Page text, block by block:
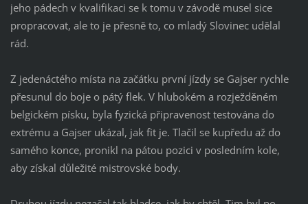
jeho pádech v kvalifikaci se k tomu v závodě musel sice
propracovat, ale to je přesně to, co mladý Slovinec udělal
rád.
Z jedenáctého místa na začátku první jízdy se Gajser rychle
přesunul do boje o pátý flek. V hlubokém a rozježděném
belgickém písku, byla fyzická připravenost testována do
extrému a Gajser ukázal, jak fit je. Tlačil se kupředu až do
samého konce, pronikl na pátou pozici v posledním kole,
aby získal důležité mistrovské body.